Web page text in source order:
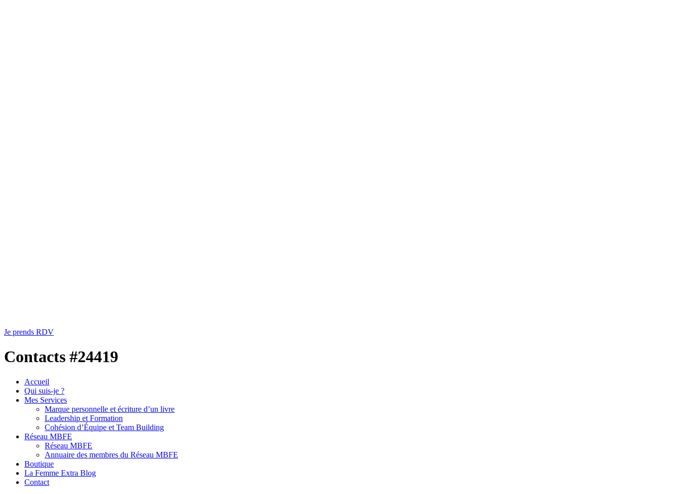
Je prends RDV
Contacts #24419
Accueil
Qui suis-je ?
Mes Services
Marque personnelle et écriture d’un livre
Leadership et Formation
Cohésion d’Équipe et Team Building
Réseau MBFE
Réseau MBFE
Annuaire des membres du Réseau MBFE
Boutique
La Femme Extra Blog
Contact